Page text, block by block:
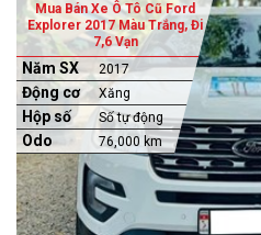
Mua Bán Xe Ô Tô Cũ Ford
Explorer 2017 Màu Trắng, Đi
7,6 Vạn
Năm SX 2017
Động cơ Xăng
Hộp số Số tự động
Odo 76,000 km